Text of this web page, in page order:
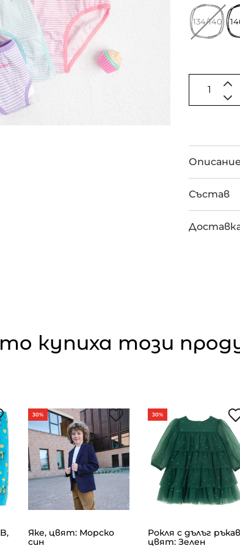
134/140
Състав
купиха този
30%
Яке, цвят: Морско
син
30%
Рокля с дълъг
цвят: Зелен